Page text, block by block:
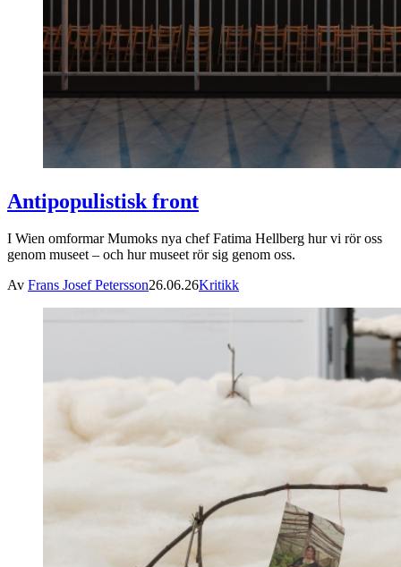
Antipopulistisk front
I Wien omformar Mumoks nya chef Fatima Hellberg hur vi rör oss
genom museet – och hur museet rör sig genom oss.
Av Frans Josef Petersson26.06.26Kritikk